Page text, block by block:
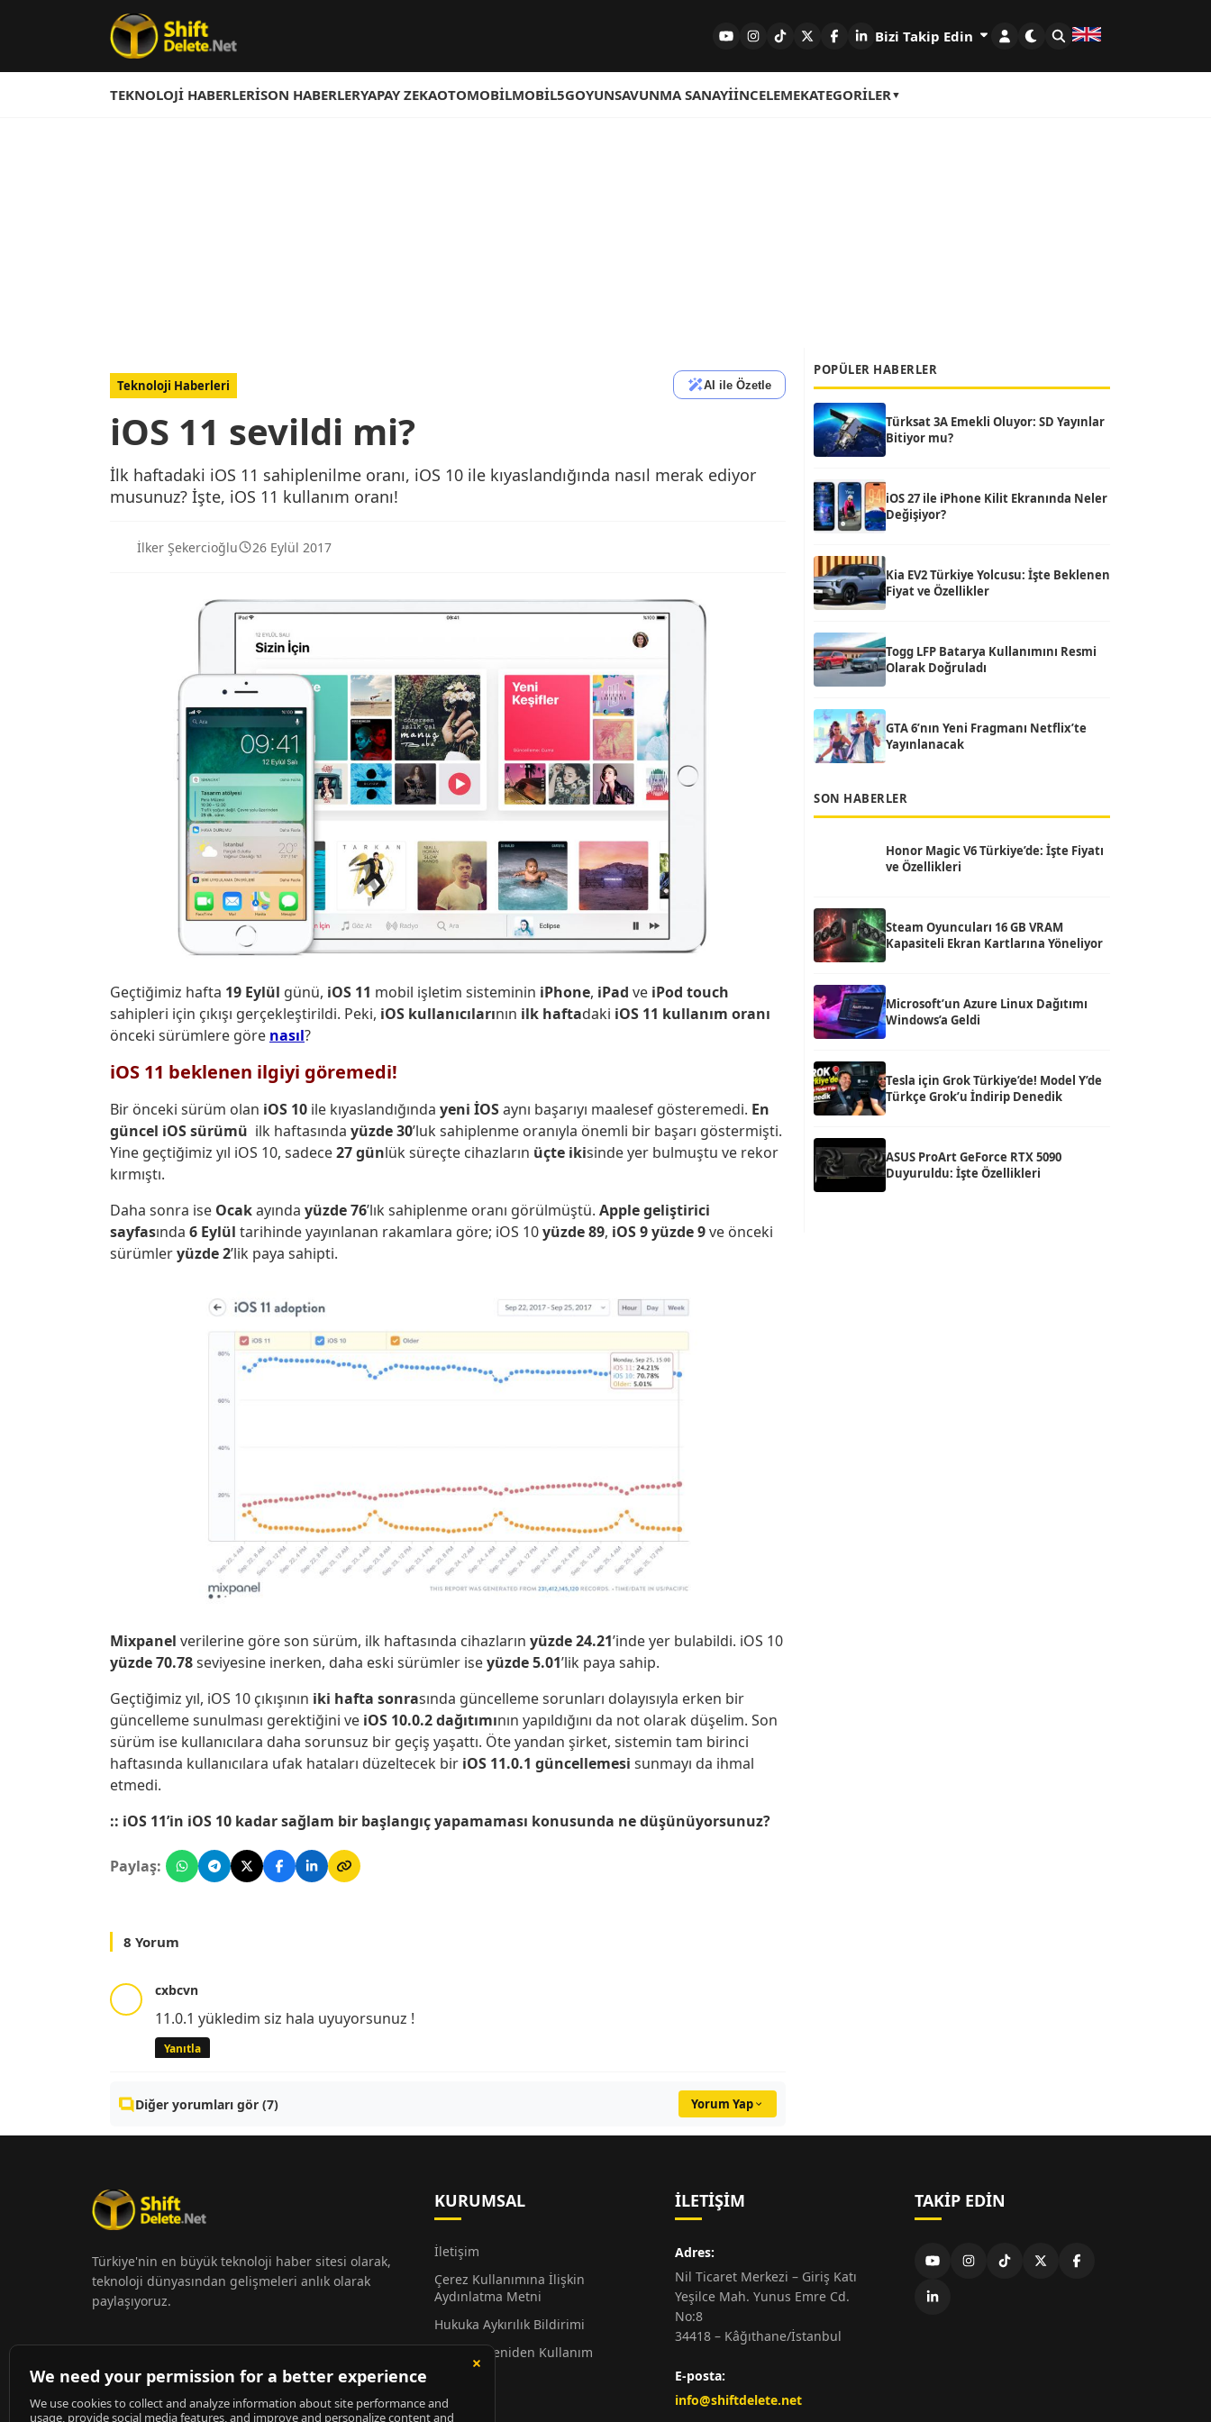
Bizi Takip Edin
TEKNOLOJI HABERLERISON HABERLERYAPAY ZEKAOTOMOBILMOBIL5GOYUNSAVUNMA SANAYIİNCELEMEKATEGORILER
Teknoloji Haberleri AI ile Özetle
iOS 11 sevildi mi?
İlk haftadaki iOS 11 sahiplenilme oranı, iOS 10 ile kıyaslandığında nasıl merak ediyor
musunuz? İşte, iOS 11 kullanım oranı!
İlker Şekercioğlu 26 Eylül 2017
Geçtiğimiz hafta 19 Eylül günü, iOS 11 mobil işletim sisteminin iPhone, iPad ve iPod touch
sahipleri için çıkışı gerçekleştirildi. Peki, iOS kullanıcılarının ilk haftadaki iOS 11 kullanım oranı
önceki sürümlere göre nasıl?
iOS 11 beklenen ilgiyi göremedi!
Bir önceki sürüm olan iOS 10 ile kıyaslandığında yeni İOSaynı başarıyı maalesef gösteremedi. En
güncel iOS sürümü ilk haftasında yüzde 30’luk sahiplenme oranıyla önemli bir başarı göstermişti.
Yine geçtiğimiz yıl iOS 10, sadece27 günlük süreçte cihazların üçte ikisinde yer bulmuştu ve rekor
kırmıştı.
Daha sonra ise Ocakayında yüzde 76’lık sahiplenme oranı görülmüştü. Apple geliştirici
sayfasında 6 Eylül tarihinde yayınlanan rakamlara göre; iOS 10yüzde 89, iOS 9 yüzde 9ve önceki
sürümleryüzde 2’lik paya sahipti.
Mixpanel verilerine göre son sürüm, ilk haftasında cihazların yüzde 24.21’inde yer bulabildi. iOS 10
yüzde 70.78seviyesine inerken, daha eski sürümler iseyüzde 5.01’lik paya sahip.
Geçtiğimiz yıl, iOS 10 çıkışının iki hafta sonrasında güncelleme sorunları dolayısıyla erken bir
güncelleme sunulması gerektiğini ve iOS 10.0.2 dağıtımının yapıldığını da not olarak düşelim. Son
sürüm ise kullanıcılara daha sorunsuz bir geçiş yaşattı. Öte yandan şirket, sistemin tam birinci
haftasında kullanıcılara ufak hataları düzeltecek bir iOS 11.0.1 güncellemesi sunmayı da ihmal
etmedi.
:: iOS 11’in iOS 10 kadar sağlam bir başlangıç yapamaması konusunda ne düşünüyorsunuz?
Paylaş:
8 Yorum
cxbcvn
11.0.1 yükledim siz hala uyuyorsunuz !
Yanıtla
Diğer yorumları gör (7) Yorum Yap
POPÜLER HABERLER
Türksat 3A Emekli Oluyor: SD Yayınlar
Bitiyor mu?
iOS 27 ile iPhone Kilit Ekranında Neler
Değişiyor?
Kia EV2 Türkiye Yolcusu: İşte Beklenen
Fiyat ve Özellikler
Togg LFP Batarya Kullanımını Resmi
Olarak Doğruladı
GTA 6’nın Yeni Fragmanı Netflix’te
Yayınlanacak
SON HABERLER
Honor Magic V6 Türkiye’de: İşte Fiyatı
ve Özellikleri
Steam Oyuncuları 16 GB VRAM
Kapasiteli Ekran Kartlarına Yöneliyor
Microsoft’un Azure Linux Dağıtımı
Windows’a Geldi
Tesla için Grok Türkiye’de! Model Y’de
Türkçe Grok’u İndirip Denedik
ASUS ProArt GeForce RTX 5090
Duyuruldu: İşte Özellikleri
Türkiye'nin en büyük teknoloji haber sitesi olarak,
teknoloji dünyasından gelişmeleri anlık olarak
paylaşıyoruz.
KURUMSAL
İletişim
Çerez Kullanımına İlişkin
Aydınlatma Metni
Hukuka Aykırılık Bildirimi
Alıntı ve Yeniden Kullanım
Hakkında
Künye
İLETIŞIM
Adres:
Nil Ticaret Merkezi – Giriş Katı
Yeşilce Mah. Yunus Emre Cd.
No:8
34418 – Kâğıthane/İstanbul
E-posta:
info@shiftdelete.net
TAKIP EDIN